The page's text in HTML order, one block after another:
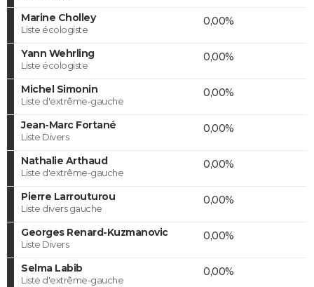
Marine Cholley
Liste écologiste
0,00%
Yann Wehrling
Liste écologiste
0,00%
Michel Simonin
Liste d'extrême-gauche
0,00%
Jean-Marc Fortané
Liste Divers
0,00%
Nathalie Arthaud
Liste d'extrême-gauche
0,00%
Pierre Larrouturou
Liste divers gauche
0,00%
Georges Renard-Kuzmanovic
Liste Divers
0,00%
Selma Labib
Liste d'extrême-gauche
0,00%